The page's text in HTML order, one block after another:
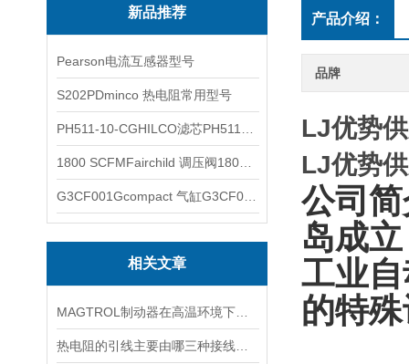
新品推荐
Pearson电流互感器型号
S202PDminco 热电阻常用型号
相关文章
产品介绍：
品牌
LJ优势
LJ优势
公司
岛成
工业
的特